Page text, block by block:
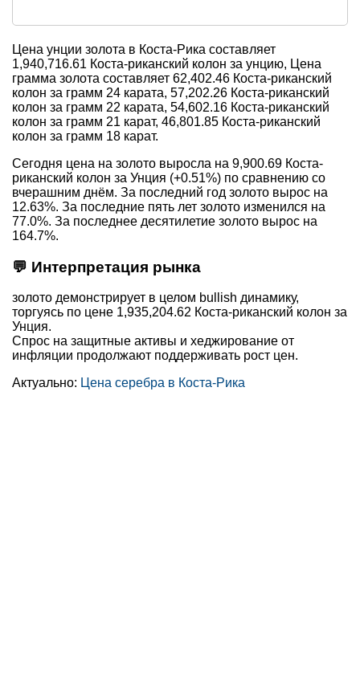
Цена унции золота в Коста-Рика составляет
1,940,716.61 Коста-риканский колон за унцию, Цена
грамма золота составляет 62,402.46 Коста-риканский
колон за грамм 24 карата, 57,202.26 Коста-риканский
колон за грамм 22 карата, 54,602.16 Коста-риканский
колон за грамм 21 карат, 46,801.85 Коста-риканский
колон за грамм 18 карат.
Сегодня цена на золото выросла на 9,900.69 Коста-
риканский колон за Унция (+0.51%) по сравнению со
вчерашним днём. За последний год золото вырос на
12.63%. За последние пять лет золото изменился на
77.0%. За последнее десятилетие золото вырос на
164.7%.
💬 Интерпретация рынка
золото демонстрирует в целом bullish динамику,
торгуясь по цене 1,935,204.62 Коста-риканский колон за
Унция.
Спрос на защитные активы и хеджирование от
инфляции продолжают поддерживать рост цен.
Актуально: Цена серебра в Коста-Рика